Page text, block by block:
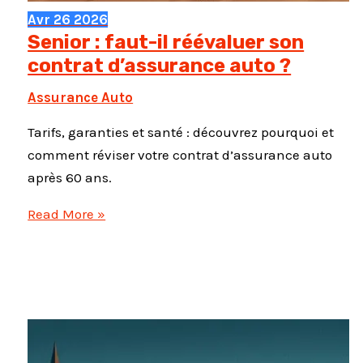
Avr 26 2026
Senior : faut-il réévaluer son
contrat d’assurance auto ?
Assurance Auto
Tarifs, garanties et santé : découvrez pourquoi et
comment réviser votre contrat d’assurance auto
après 60 ans.
Senior
contrat
Read More »